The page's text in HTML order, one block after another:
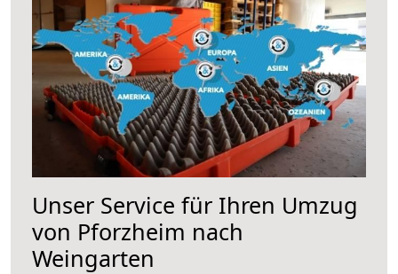
Unser Service für Ihren Umzug
von Pforzheim nach
Weingarten